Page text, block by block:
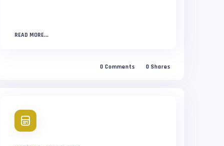
READ MORE...
0 Comments 0 Shares